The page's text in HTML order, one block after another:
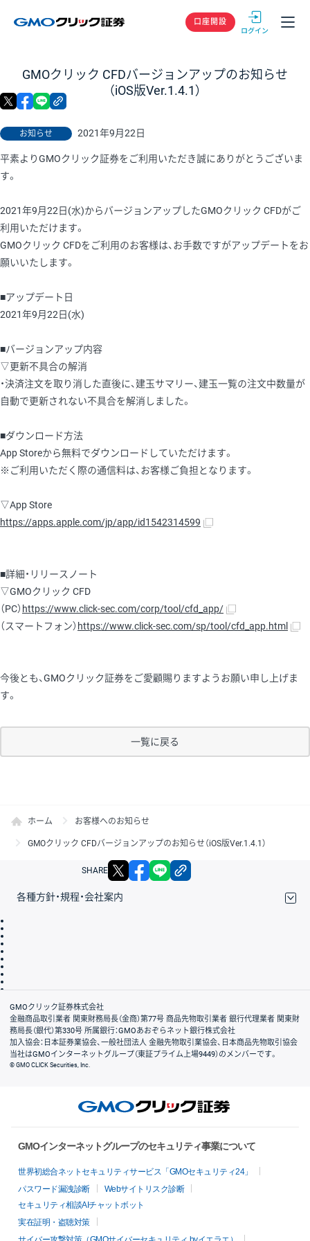
GMOクリック
口座開設
GMOクリック CFDバージョンアップのお知らせ
（iOS版Ver.1.4.1）
お知らせ 2021年9月22日
X facebook
平素よりGMOクリック証券をご利用いただき誠にありがとうございま
す。
2021年9月22日(水)からバージョンアップしたGMOクリック CFDがご
利用いただけます。
GMOクリック CFDをご利用のお客様は、お手数ですがアップデートをお
願いいたします。
■アップデート日
2021年9月22日(水)
■バージョンアップ内容
▽更新不具合の解消
・決済注文を取り消した直後に、建玉サマリー、建玉一覧の注文中数量が
自動で更新されない不具合を解消しました。
■ダウンロード方法
App Storeから無料でダウンロードしていただけます。
※ご利用いただく際の通信料は、お客様ご負担となります。
▽App Store
https://apps.apple.com/jp/app/id1542314599
■詳細・リリースノート
▽GMOクリック CFD
（PC） https://www.click-sec.com/corp/tool/cfd_app/
（スマートフォン） https://www.click-sec.com/sp/tool/cfd_app.html
今後とも、GMOクリック証券をご愛顧賜りますようお願い申し上げま
す。
一覧に戻る
ホーム お客様へのお知らせ
GMOクリック CFDバージョンアップのお知らせ（iOS版Ver.1.4.1）
SHARE X facebook
各種方針・規程・会社案内
会社案内
GMOクリック証券株式会社
金融商品取引業者 関東財務局長（金商）第77号 商品先物取引業者 銀行代理業者 関東財
務局長（銀代）第330号 所属銀行：GMOあおぞらネット銀行株式会社
加入協会：日本証券業協会、一般社団法人 金融先物取引業協会、日本商品先物取引協会
当社はGMOインターネットグループ（東証プライム上場9449）のメンバーです。
© GMO CLICK Securities, Inc.
GMOインターネットグループのセキュリティ事業について
世界初総合ネットセキュリティサービス「GMOセキュリティ24」
パスワード漏洩診断
Webサイトリスク診断
セキュリティ相談AIチャットボット
実在証明・盗聴対策